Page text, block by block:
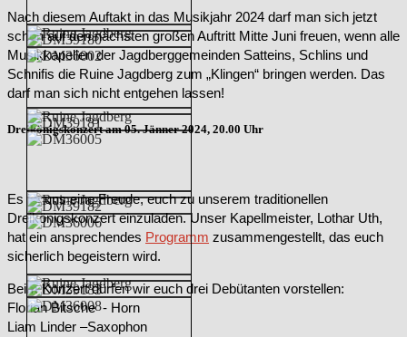
Nach diesem Auftakt in das Musikjahr 2024 darf man sich jetzt
schon auf den nächsten großen Auftritt Mitte Juni freuen, wenn alle
Musikkapellen der Jagdberggemeinden Satteins, Schlins und
Schnifis die Ruine Jagdberg zum „Klingen“ bringen werden. Das
darf man sich nicht entgehen lassen!
Dreikönigskonzert am 05. Jänner 2024, 20.00 Uhr
Es ist uns eine Freude, euch zu unserem traditionellen
Dreikönigskonzert einzuladen. Unser Kapellmeister, Lothar Uth,
hat ein ansprechendes Programm zusammengestellt, das euch
sicherlich begeistern wird.
Beim Konzert dürfen wir euch drei Debütanten vorstellen:
Florian Bitsche - Horn
Liam Linder –Saxophon